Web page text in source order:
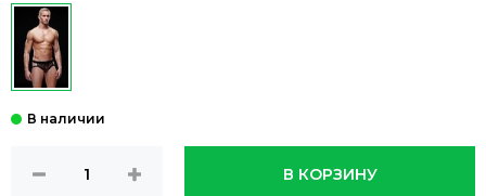
В КОРЗИНУ